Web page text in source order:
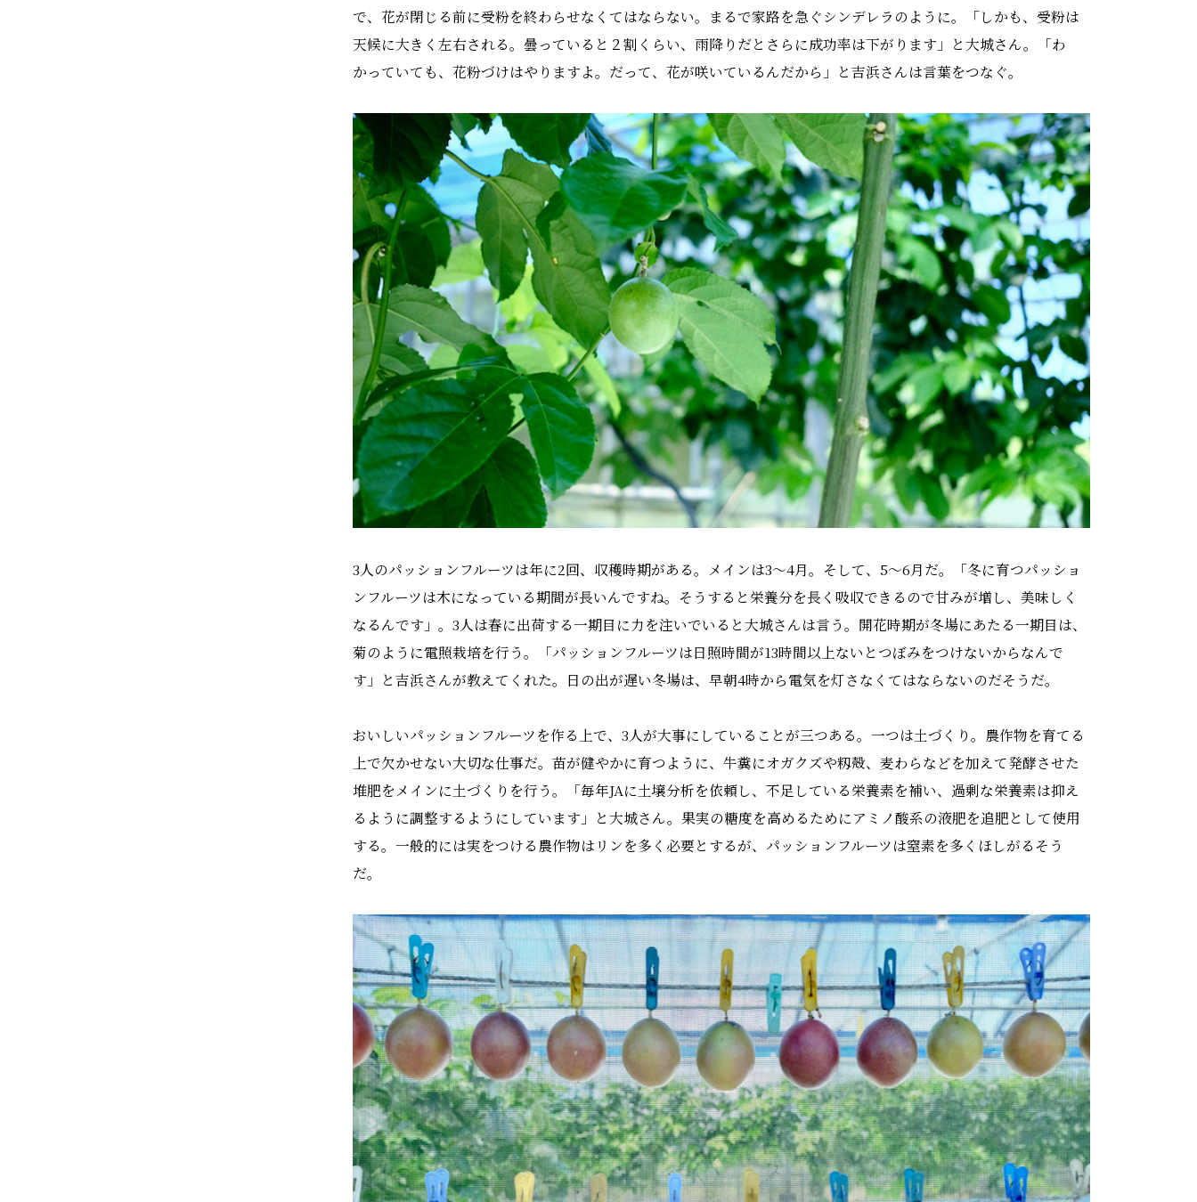
で、花が閉じる前に受粉を終わらせなくてはならない。まるで家路を急ぐシンデレラのように。「しかも、受粉は
天候に大きく左右される。曇っていると２割くらい、雨降りだとさらに成功率は下がります」と大城さん。「わ
かっていても、花粉づけはやりますよ。だって、花が咲いているんだから」と吉浜さんは言葉をつなぐ。
3人のパッションフルーツは年に2回、収穫時期がある。メインは3〜4月。そして、5〜6月だ。「冬に育つパッショ
ンフルーツは木になっている期間が長いんですね。そうすると栄養分を長く吸収できるので甘みが増し、美味しく
なるんです」。3人は春に出荷する一期目に力を注いでいると大城さんは言う。開花時期が冬場にあたる一期目は、
菊のように電照栽培を行う。「パッションフルーツは日照時間が13時間以上ないとつぼみをつけないからなんで
す」と吉浜さんが教えてくれた。日の出が遅い冬場は、早朝4時から電気を灯さなくてはならないのだそうだ。
おいしいパッションフルーツを作る上で、3人が大事にしていることが三つある。一つは土づくり。農作物を育てる
上で欠かせない大切な仕事だ。苗が健やかに育つように、牛糞にオガクズや籾殻、麦わらなどを加えて発酵させた
堆肥をメインに土づくりを行う。「毎年JAに土壌分析を依頼し、不足している栄養素を補い、過剰な栄養素は抑え
るように調整するようにしています」と大城さん。果実の糖度を高めるためにアミノ酸系の液肥を追肥として使用
する。一般的には実をつける農作物はリンを多く必要とするが、パッションフルーツは窒素を多くほしがるそう
だ。